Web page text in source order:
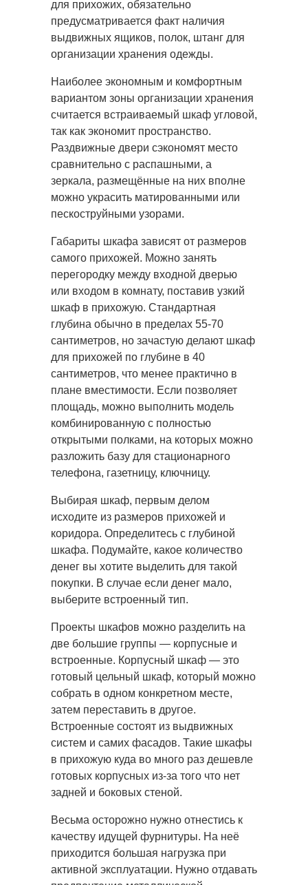
для прихожих, обязательно
предусматривается факт наличия
выдвижных ящиков, полок, штанг для
организации хранения одежды.
Наиболее экономным и комфортным
вариантом зоны организации хранения
считается встраиваемый шкаф угловой,
так как экономит пространство.
Раздвижные двери сэкономят место
сравнительно с распашными, а
зеркала, размещённые на них вполне
можно украсить матированными или
пескоструйными узорами.
Габариты шкафа зависят от размеров
самого прихожей. Можно занять
перегородку между входной дверью
или входом в комнату, поставив узкий
шкаф в прихожую. Стандартная
глубина обычно в пределах 55-70
сантиметров, но зачастую делают шкаф
для прихожей по глубине в 40
сантиметров, что менее практично в
плане вместимости. Если позволяет
площадь, можно выполнить модель
комбинированную с полностью
открытыми полками, на которых можно
разложить базу для стационарного
телефона, газетницу, ключницу.
Выбирая шкаф, первым делом
исходите из размеров прихожей и
коридора. Определитесь с глубиной
шкафа. Подумайте, какое количество
денег вы хотите выделить для такой
покупки. В случае если денег мало,
выберите встроенный тип.
Проекты шкафов можно разделить на
две большие группы — корпусные и
встроенные. Корпусный шкаф — это
готовый цельный шкаф, который можно
собрать в одном конкретном месте,
затем переставить в другое.
Встроенные состоят из выдвижных
систем и самих фасадов. Такие шкафы
в прихожую куда во много раз дешевле
готовых корпусных из-за того что нет
задней и боковых стеной.
Весьма осторожно нужно отнестись к
качеству идущей фурнитуры. На неё
приходится большая нагрузка при
активной эксплуатации. Нужно отдавать